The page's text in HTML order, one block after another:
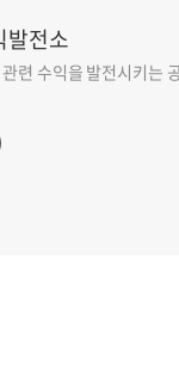
발전소
련 수익을 발전시키는